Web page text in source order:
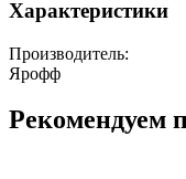
Характеристики
Производитель:
Ярофф
Рекомендуем